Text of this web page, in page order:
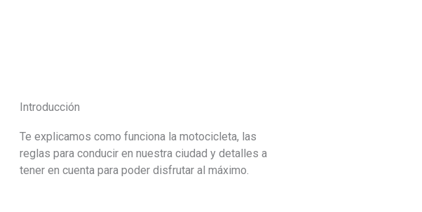
Introducción
Te explicamos como funciona la motocicleta, las
reglas para conducir en nuestra ciudad y detalles a
tener en cuenta para poder disfrutar al máximo.